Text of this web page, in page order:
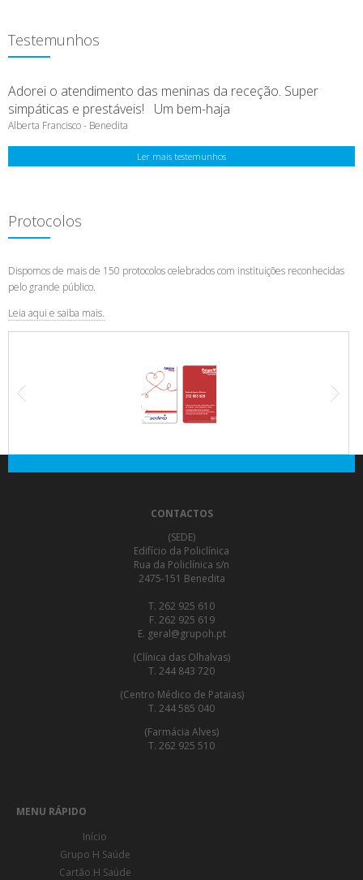
Testemunhos
Adorei o atendimento das meninas da receção. Super
simpáticas e prestáveis! Um bem-haja
Alberta Francisco - Benedita
Ler mais testemunhos
Protocolos
Dispomos de mais de 150 protocolos celebrados com instituições reconhecidas
pelo grande público.
Leia aqui e saiba mais.
CONTACTOS
(SEDE)
Edifício da Policlínica
Rua da Policlínica s/n
2475-151 Benedita
T. 262 925 610
F. 262 925 619
E. geral@grupoh.pt
(Clínica das Olhalvas)
T. 244 843 720
(Centro Médico de Pataias)
T. 244 585 040
(Farmácia Alves)
T. 262 925 510
MENU RÁPIDO
Início
Grupo H Saúde
Cartão H Saúde